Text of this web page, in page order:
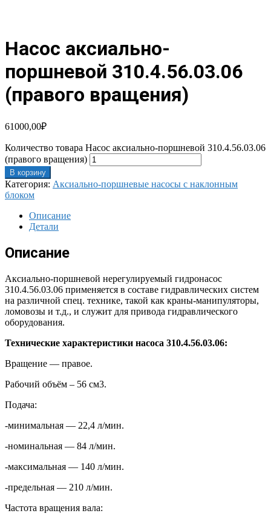
Насос аксиально-
поршневой 310.4.56.03.06
(правого вращения)
61000,00₽
Количество товара Насос аксиально-поршневой 310.4.56.03.06
(правого вращения)
В корзину
Категория: Аксиально-поршневые насосы с наклонным
блоком
Описание
Детали
Описание
Аксиально-поршневой нерегулируемый гидронасос
310.4.56.03.06 применяется в составе гидравлических систем
на различной спец. технике, такой как краны-манипуляторы,
ломовозы и т.д., и служит для привода гидравлического
оборудования.
Технические характеристики насоса 310.4.56.03.06:
Вращение — правое.
Рабочий объём – 56 см3.
Подача:
-минимальная — 22,4 л/мин.
-номинальная — 84 л/мин.
-максимальная — 140 л/мин.
-предельная — 210 л/мин.
Частота вращения вала: